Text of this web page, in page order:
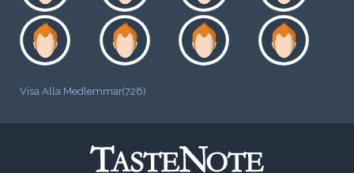
Visa Alla Medlemmar(726)